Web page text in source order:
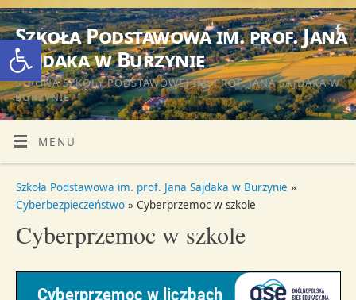
Otwórz pasek narzędzi
Szkoła Podstawowa im. prof. Jana
Sajdaka w Burzynie
STRONA SZKOŁY PODSTAWOWEJ IM. PROF. JANA SAJDAKA W
BURZYNIE
MENU
Szkoła Podstawowa im. prof. Jana Sajdaka w Burzynie »
Cyberbezpieczeństwo» Cyberprzemoc w szkole
Cyberprzemoc w szkole